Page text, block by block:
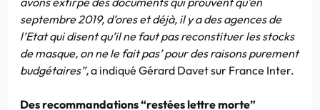
septembre 2019, d’ores et déjà, il y a des agences de
l’Etat qui disent qu’il ne faut pas reconstituer les stocks
de masque, on ne le fait pas’ pour des raisons purement
budgétaires”,a indiqué Gérard Davet sur France Inter.
Des recommandations “restées lettre morte”